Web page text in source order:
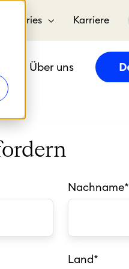
Karriere
Über uns
Nachname*
Land*